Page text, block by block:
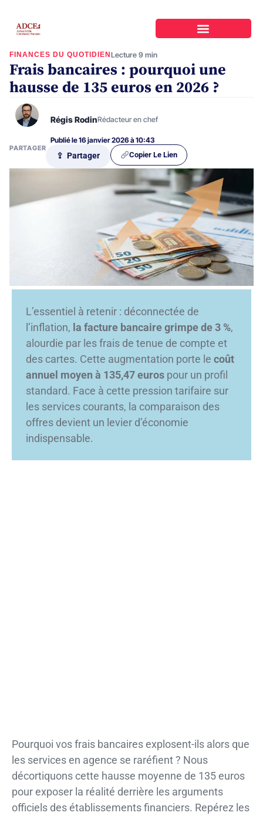
FINANCES DU QUOTIDIENLecture 9 min
Frais bancaires : pourquoi une
hausse de 135 euros en 2026 ?
Régis RodinRédacteur en chef
Publié le 16 janvier 2026 à 10:43
PARTAGER
⇪ Partager Copier Le Lien
L’essentiel à retenir : déconnectée de
l’inflation, la facture bancaire grimpe de 3 %,
alourdie par les frais de tenue de compte et
des cartes. Cette augmentation porte le coût
annuel moyen à 135,47 euros pour un profil
standard. Face à cette pression tarifaire sur
les services courants, la comparaison des
offres devient un levier d’économie
indispensable.
Pourquoi vos frais bancaires explosent-ils alors que
les services en agence se raréfient ? Nous
décortiquons cette hausse moyenne de 135 euros
pour exposer la réalité derrière les arguments
officiels des établissements financiers. Repérez les